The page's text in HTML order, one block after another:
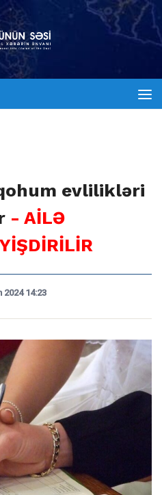
evlilikləri
- AİLƏ
2024 14:23